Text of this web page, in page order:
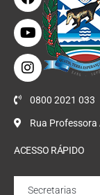
0800 2021 033
Rua Professora
ACESSO RÁPIDO
Secretarias